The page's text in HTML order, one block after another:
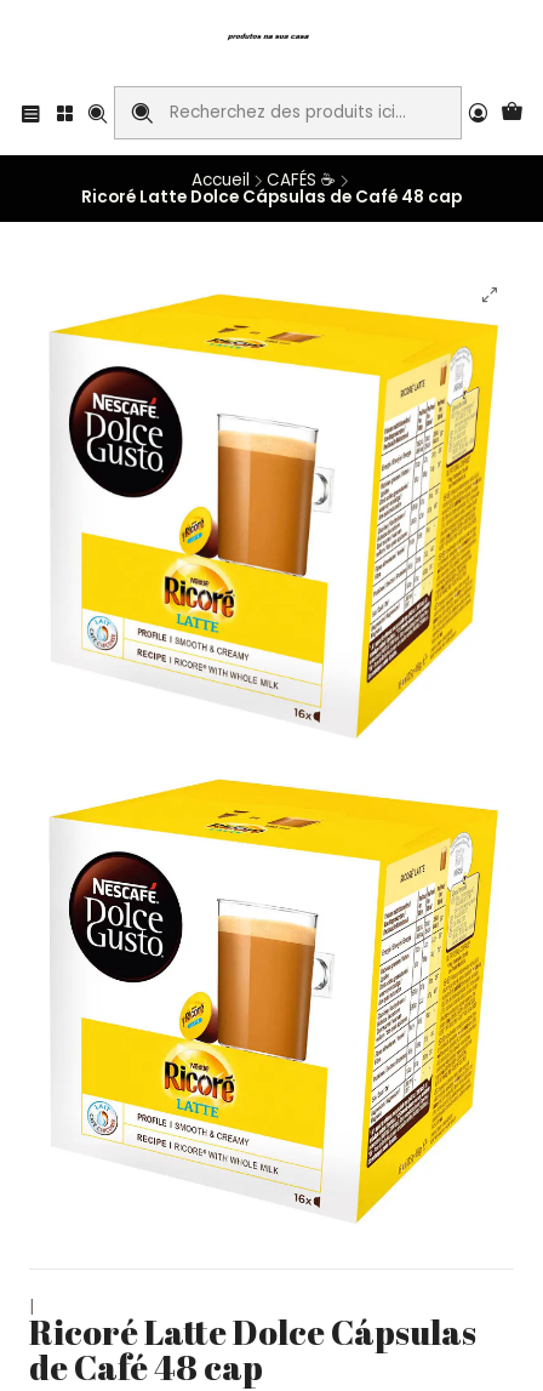
Accueil CAFÉS ☕
Ricoré Latte Dolce Cápsulas de Café 48 cap
|
Ricoré Latte Dolce Cápsulas
de Café 48 cap